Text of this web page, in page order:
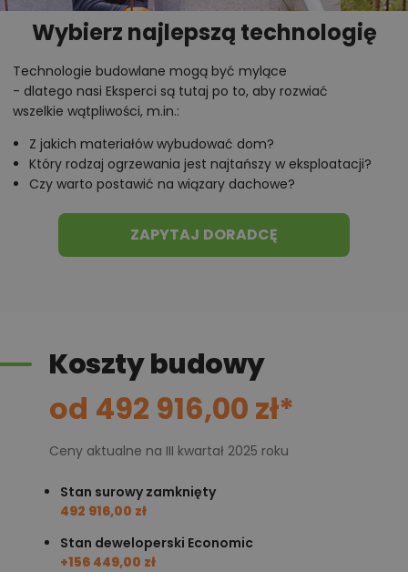
Wybierz najlepszą technologię
Technologie budowlane mogą być mylące
- dlatego nasi Eksperci są tutaj po to, aby rozwiać
wszelkie wątpliwości, m.in.:
Z jakich materiałów wybudować dom?
Który rodzaj ogrzewania jest najtańszy w eksploatacji?
Czy warto postawić na wiązary dachowe?
ZAPYTAJ DORADCĘ
Koszty budowy
od 492 916,00 zł*
Ceny aktualne na III kwartał 2025 roku
Stan surowy zamknięty
492 916,00 zł
Stan deweloperski Economic
+156 449,00 zł